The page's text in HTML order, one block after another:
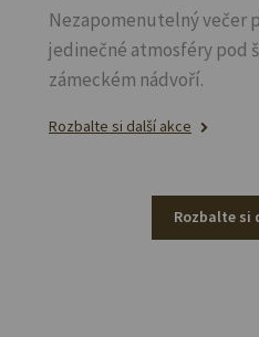
Nezapomenutelný večer
jedinečné atmosféry pod
zámeckém nádvoří.
Rozbalte si další akce
Rozbalte si